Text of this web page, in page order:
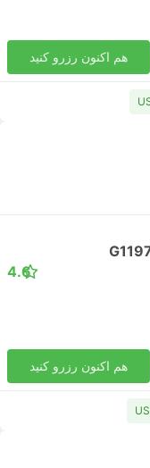
هم اکنون رزرو کنید
4.6
هم اکنون رزرو کنید